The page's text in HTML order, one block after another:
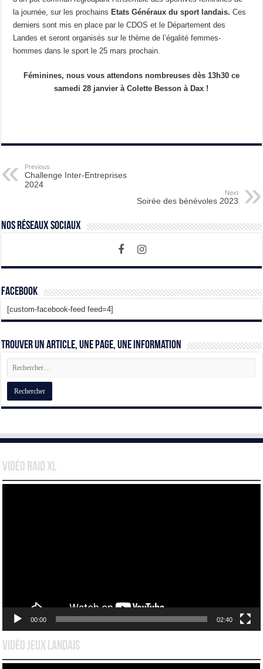
la journée, sur les prochains Etats Généraux du sport landais.Ces
derniers sont mis en place par le CDOS et le Département des
Landes et seront organisés sur le thème de l’égalité femmes-
hommes dans le sport le 25 mars prochain.
Féminines, nous vous attendons nombreuses dès 13h30 ce
samedi 28 janvier à Colette Besson à Dax !
Previous
Challenge Inter-Entreprises
2024
Next
Soirée des bénévoles 2023
Nos Réseaux Sociaux
Facebook
[custom-facebook-feed feed=4]
Trouver un article, une page, une information
Vidéo Raid XL
00:00 02:40
Vidéo Jeux Landais